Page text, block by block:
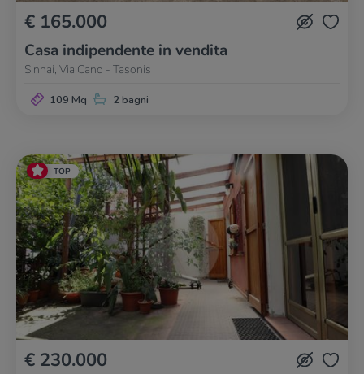
€ 165.000
Casa indipendente in vendita
Sinnai, Via Cano - Tasonis
109 Mq 2 bagni
TOP
€ 230.000